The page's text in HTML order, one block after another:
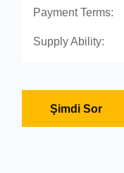
Payment Terms:
Supply Ability:
Şimdi Sor